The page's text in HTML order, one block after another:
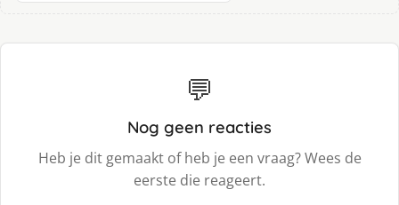
💬
Nog geen reacties
Heb je dit gemaakt of heb je een vraag? Wees de
eerste die reageert.